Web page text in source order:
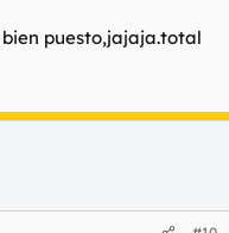
puesto,jajaja.total